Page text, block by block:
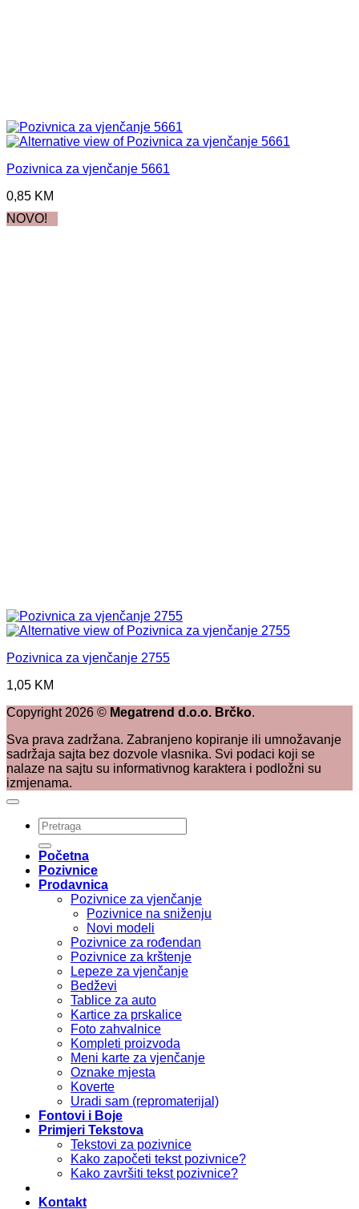
Pozivnica za vjenčanje 5661
0,85 KM
NOVO!
Pozivnica za vjenčanje 2755
1,05 KM
Copyright 2026 © Megatrend d.o.o. Brčko.
Sva prava zadržana. Zabranjeno kopiranje ili umnožavanje
sadržaja sajta bez dozvole vlasnika. Svi podaci koji se
nalaze na sajtu su informativnog karaktera i podložni su
izmjenama.
Pretraži:
Početna
Pozivnice
Prodavnica
Pozivnice za vjenčanje
Pozivnice na sniženju
Novi modeli
Pozivnice za rođendan
Pozivnice za krštenje
Lepeze za vjenčanje
Bedževi
Tablice za auto
Kartice za prskalice
Foto zahvalnice
Kompleti proizvoda
Meni karte za vjenčanje
Oznake mjesta
Koverte
Uradi sam (repromaterijal)
Fontovi i Boje
Primjeri Tekstova
Tekstovi za pozivnice
Kako započeti tekst pozivnice?
Kako završiti tekst pozivnice?
Kontakt